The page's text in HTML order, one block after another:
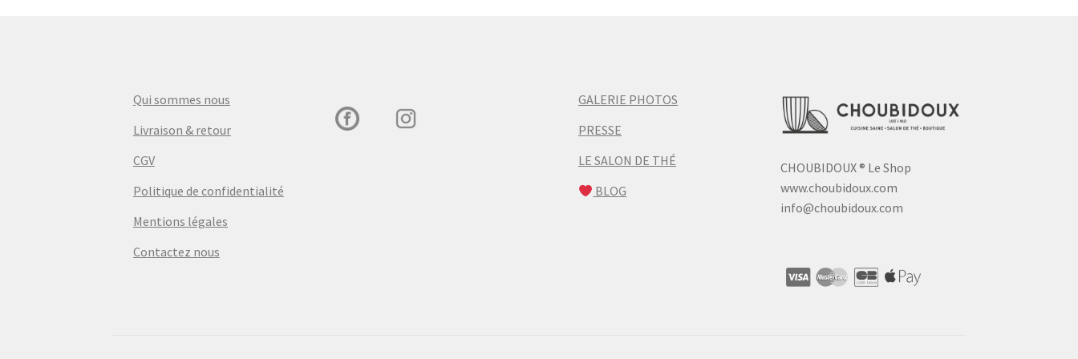
Qui sommes nous
Livraison & retour
CGV
Politique de confidentialité
Mentions légales
Contactez nous
GALERIE PHOTOS
PRESSE
LE SALON DE THÉ
BLOG
CHOUBIDOUX® Le Shop
www.choubidoux.com
info@choubidoux.com